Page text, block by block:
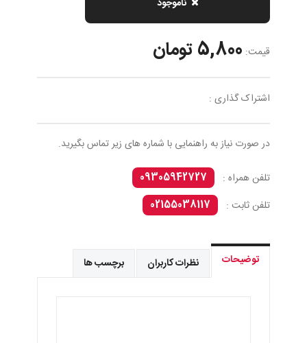
ناموجود
قیمت: 5,800 تومان
اشتراک گذاری :
در صورت نیاز به راهنمایی با شماره های زیر تماس بگیرید.
تلفن همراه :
09305942727
تلفن ثابت :
02155038117
توضیحات نظرات کاربران برچسب ها